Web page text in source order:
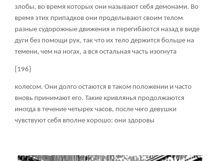
злобы, во время которых они называют себя демонами. Во
время этих припадков они проделывают своим телом
разные судорожные движения и перегибаются назад в виде
дуги без помощи рук, так что их тело держится больше на
темени, чем на ногах, а вся остальная часть изогнута
[196]
колесом. Они долго остаются в таком положении и часто
вновь принимают его. Такие кривлянья продолжаются
иногда в течение четырех часов, после чего девушки
чувствуют себя вполне хорошо: они здоровы